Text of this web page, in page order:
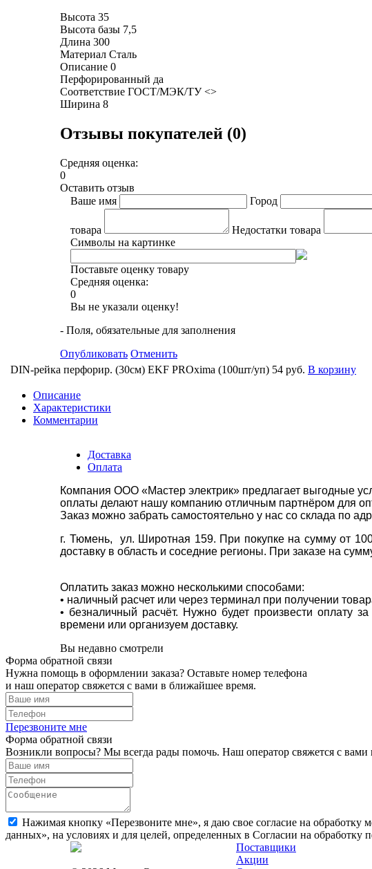
Высота 35
Высота базы 7,5
Длина 300
Материал Сталь
Описание 0
Перфорированный да
Соответствие ГОСТ/МЭК/ТУ <>
Ширина 8
Отзывы покупателей (0)
Средняя оценка:
0
Оставить отзыв
Ваше имя
Город
товара
Недостатки товара
Символы на картинке
Поставьте оценку товару
Средняя оценка:
0
Вы не указали оценку!
- Поля, обязательные для заполнения
Опубликовать Отменить
DIN-рейка перфорир. (30см) EKF PROxima (100шт/уп) 54 руб. В корзину
Описание
Характеристики
Комментарии
Доставка
Оплата
Компания ООО «Мастер электрик» предлагает выгодные
оплаты делают нашу компанию отличным партнёром для
Заказ можно забрать самостоятельно у нас со склада по
г. Тюмень, ул. Широтная 159. При покупке на сумму от
доставку в область и соседние регионы. При заказе на
Оплатить заказ можно несколькими способами:
• наличный расчет или через терминал при получении
• безналичный расчёт. Нужно будет произвести оплату
времени или организуем доставку.
Вы недавно смотрели
Форма обратной связи
Нужна помощь в оформлении заказа? Оставьте номер телефона
и наш оператор свяжется с вами в ближайшее время.
Перезвоните мне
Форма обратной связи
Возникли вопросы? Мы всегда рады помочь. Наш оператор свяжется с
Нажимая кнопку «Перезвоните мне», я даю свое согласие на
данных», на условиях и для целей, определенных в Согласии на обработку
Поставщики
Акции